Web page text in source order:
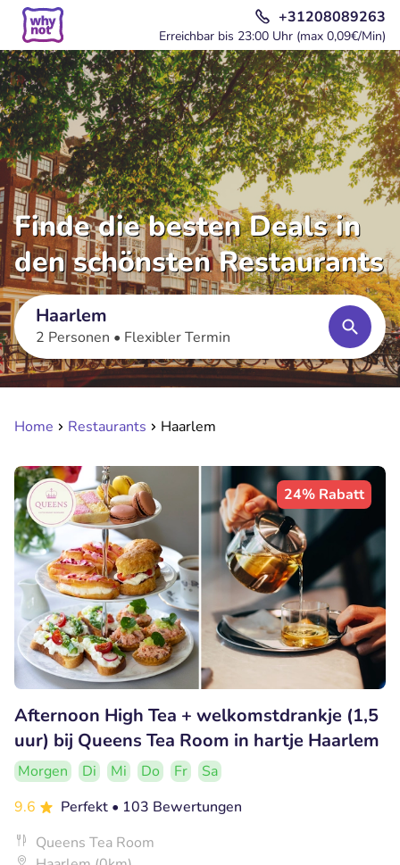
+31208089263
Erreichbar bis 23:00 Uhr (max 0,09€/Min)
Finde die besten Deals in
den schönsten Restaurants
Haarlem
2 Personen • Flexibler Termin
Home Restaurants Haarlem
24% Rabatt
Afternoon High Tea + welkomstdrankje (1,5
uur) bij Queens Tea Room in hartje Haarlem
Morgen Di Mi Do Fr
Sa
9.6
Perfekt • 103 Bewertungen
Queens Tea Room